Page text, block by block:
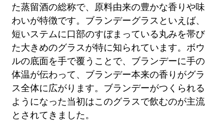
た蒸留酒の総称で、原料由来の豊かな香りや味
わいが特徴です。ブランデーグラスといえば、
短いステムに口部のすぼまっている丸みを帯び
た大きめのグラスが特に知られています。ボウ
ルの底面を手で覆うことで、ブランデーに手の
体温が伝わって、ブランデー本来の香りがグラ
ス全体に広がります。ブランデーがつくられる
ようになった当初はこのグラスで飲むのが主流
とされてきました。